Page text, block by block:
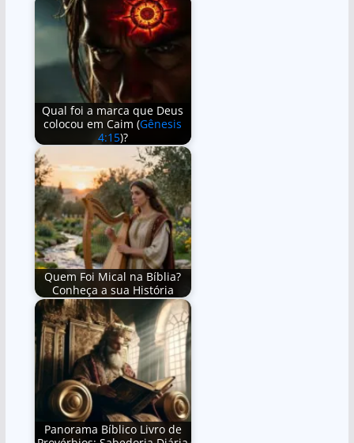
Qual foi a marca que Deus
colocou em Caim (Gênesis
4:15)?
Quem Foi Mical na Bíblia?
Conheça a sua História
Panorama Bíblico Livro de